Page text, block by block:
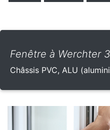
Fenêtre à Werchter
Châssis PVC, ALU